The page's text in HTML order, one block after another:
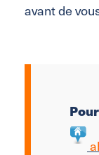
avant de